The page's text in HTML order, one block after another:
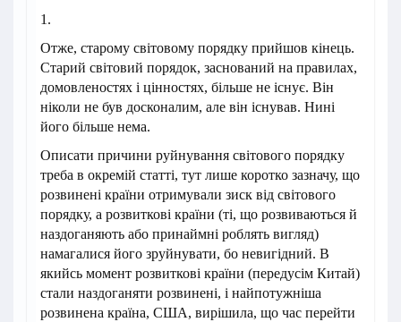
1.
Отже, старому світовому порядку прийшов кінець.
Старий світовий порядок, заснований на правилах,
домовленостях і цінностях, більше не існує. Він
ніколи не був досконалим, але він існував. Нині
його більше нема.
Описати причини руйнування світового порядку
треба в окремій статті, тут лише коротко зазначу, що
розвинені країни отримували зиск від світового
порядку, а розвиткові країни (ті, що розвиваються й
наздоганяють або принаймні роблять вигляд)
намагалися його зруйнувати, бо невигідний. В
якийсь момент розвиткові країни (передусім Китай)
стали наздоганяти розвинені, і найпотужніша
розвинена країна, США, вирішила, що час перейти